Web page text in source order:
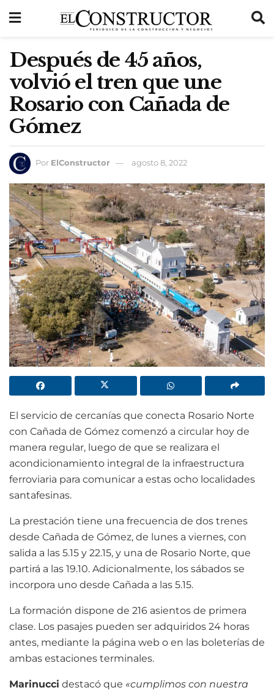
Después de 45 años,
volvió el tren que une
Rosario con Cañada de
Gómez
Por ElConstructor agosto 8, 2022
El servicio de cercanías que conecta Rosario Norte
con Cañada de Gómez comenzó a circular hoy de
manera regular, luego de que se realizara el
acondicionamiento integral de la infraestructura
ferroviaria para comunicar a estas ocho localidades
santafesinas.
La prestación tiene una frecuencia de dos trenes
desde Cañada de Gómez, de lunes a viernes, con
salida a las 5.15 y 22.15, y una de Rosario Norte, que
partirá a las 19.10. Adicionalmente, los sábados se
incorpora uno desde Cañada a las 5.15.
La formación dispone de 216 asientos de primera
clase. Los pasajes pueden ser adquiridos 24 horas
antes, mediante la página web o en las boleterías de
ambas estaciones terminales.
Marinucci destacó que «cumplimos con nuestra